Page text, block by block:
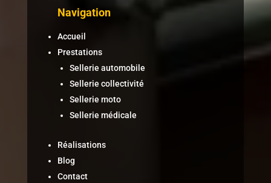
Navigation
Accueil
Prestations
Sellerie automobile
Sellerie collectivité
Sellerie moto
Sellerie médicale
Réalisations
Blog
Contact